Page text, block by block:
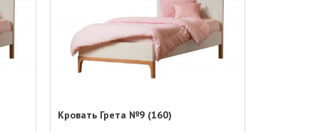
Кровать Грета №9 (160)